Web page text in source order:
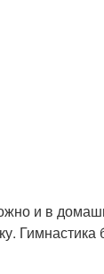
и в
Гимнастика